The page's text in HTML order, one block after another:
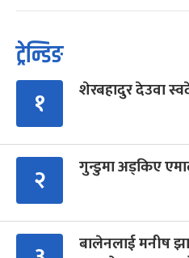
ट्रेन्डिङ
१ शेरबहादुर देउवा
२ गुन्डुमा अड्किए
बालेनलाई मनीष